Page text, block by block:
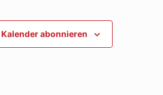
Kalender abonnieren